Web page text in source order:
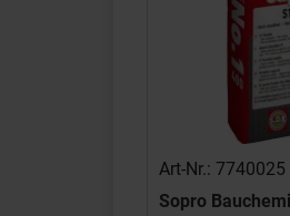
Art-Nr.:
Sopro